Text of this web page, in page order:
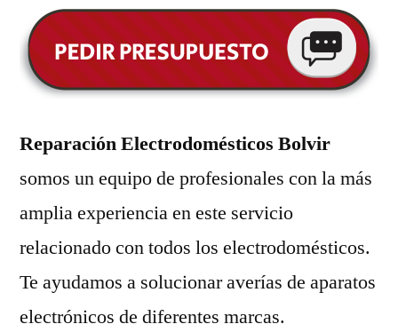
Reparación Electrodomésticos Bolvir
somos un equipo de profesionales con la más
amplia experiencia en este servicio
relacionado con todos los electrodomésticos.
Te ayudamos a solucionar averías de aparatos
electrónicos de diferentes marcas.